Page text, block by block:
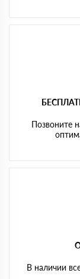
Позвоните
В наличии